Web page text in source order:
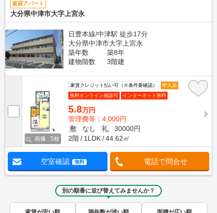
賃貸アパート
大分県中津市大字上宮永
日豊本線/中津駅 徒歩17分
大分県中津市大字上宮永
築年数
築8年
建物階数
3階建
画像 : 5枚
家賃クレジット払い可（※条件要確認）
即入居
無料オンライン相談可
インターネット無料
5.8万円
管理費等：4,000円
敷
なし 礼
30000円
2階
1LDK 44.62㎡
空室確認 無料 電話で問合せ
別の順番に並び替えてみませんか？